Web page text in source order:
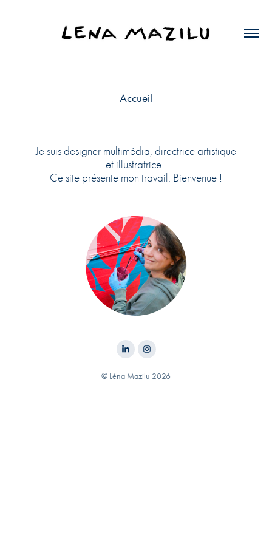
Accueil
Je suis designer multimédia, directrice artistique
et illustratrice.
Ce site présente mon travail. Bienvenue !
© Léna Mazilu 2026